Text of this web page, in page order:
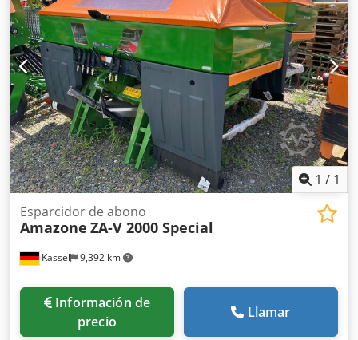
1 / 1
Kassel 9,392 km
Esparcidor de abono
Amazone ZA-V 2000 Special
Información de
precio
Llamar